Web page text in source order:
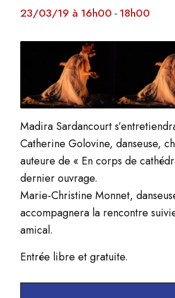
23/03/19 à 16h00 - 18h00
Madira Sardancourt
Catherine Golovine, danseuse,
auteure de « En corps de
dernier ouvrage.
Marie-Christine Monnet,
accompagnera la rencontre
amical.
Entrée libre et gratuite.